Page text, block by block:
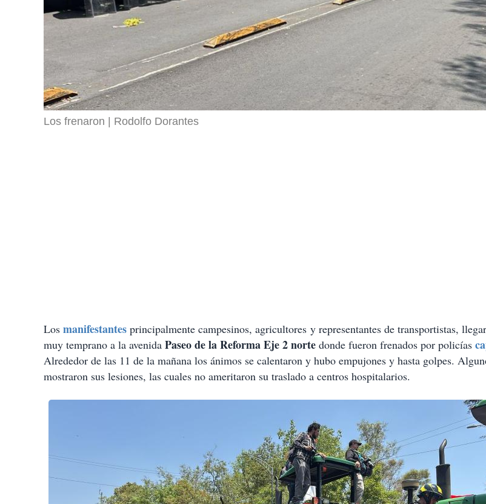
Los frenaron Rodolfo Dorantes
Los manifestantes principalmente campesinos, agricultores y representantes de transportistas,
muy temprano a la avenida Paseo de la Reforma Eje 2 norte donde fueron frenados por policías
Alrededor de las 11 de la mañana los ánimos se calentaron y hubo empujones y hasta golpes.
mostraron sus lesiones, las cuales no ameritaron su traslado a centros hospitalarios.